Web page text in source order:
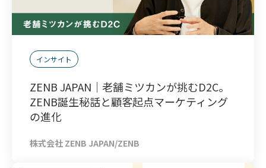
インサイト
ZENB JAPAN｜老舗ミツカンが挑むD2C。
ZENB誕生秘話と顧客起点マーケティング
の進化
株式会社 ZENB JAPAN/ZENB